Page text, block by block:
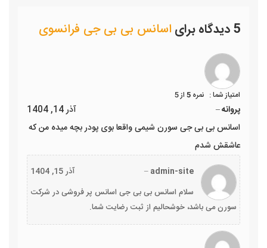
5 دیدگاه برای اسانس بی بی جی فرانسوی
نمره 5 از 5
پروانه–
آذر 14, 1404
اسانس بی بی جی سورن شیمی واقعا بوی پودر بچه میده من که
عاشقش شدم
admin-site
–
آذر 15, 1404
سلام اسانس بی بی جی اسانس پر فروشی در شرکت
سورن می باشد، خوشحالیم از ثبت رضایت شما.